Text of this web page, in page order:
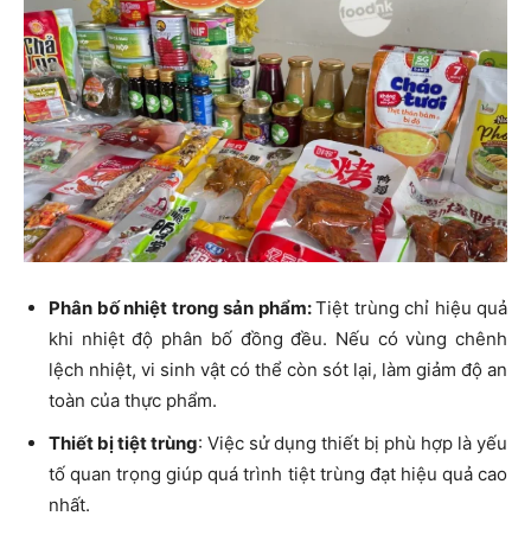
Phân bố nhiệt trong sản phẩm:Tiệt trùng chỉ hiệu quả
khi nhiệt độ phân bố đồng đều. Nếu có vùng chênh
lệch nhiệt, vi sinh vật có thể còn sót lại, làm giảm độ an
toàn của thực phẩm.
Thiết bị tiệt trùng: Việc sử dụng thiết bị phù hợp là yếu
tố quan trọng giúp quá trình tiệt trùng đạt hiệu quả cao
nhất.